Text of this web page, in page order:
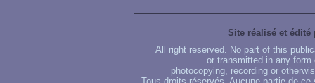
Site réalisé et édité
All right reserved. No part of this
or transmitted in any
photocopying, recording or